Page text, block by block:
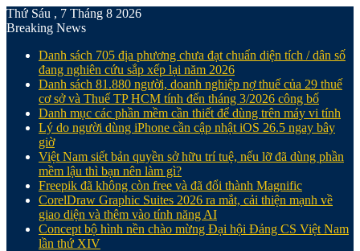
Thứ Sáu , 7 Tháng 8 2026
Breaking News
Danh sách 705 địa phương chưa đạt chuẩn diện tích / dân số
đang nghiên cứu sắp xếp lại năm 2026
Danh sách 81.880‬ người, doanh nghiệp nợ thuế của 29 thuế
cơ sở và Thuế TP HCM tính đến tháng 3/2026 công bố
Danh mục các phần mềm cần thiết để dùng trên máy vi tính
Lý do người dùng iPhone cần cập nhật iOS 26.5 ngay bây
giờ
Việt Nam siết bản quyền sở hữu trí tuệ, nếu lỡ đã dùng phần
mềm lậu thì bạn nên làm gì?
Freepik đã không còn free và đã đổi thành Magnific
CorelDraw Graphic Suites 2026 ra mắt, cải thiện mạnh về
giao diện và thêm vào tính năng AI
Concept bộ hình nền chào mừng Đại hội Đảng CS Việt Nam
lần thứ XIV